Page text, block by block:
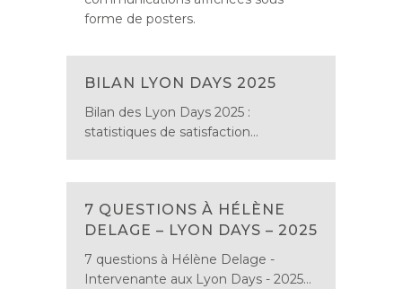
forme de posters.
BILAN LYON DAYS 2025
Bilan des Lyon Days 2025 :
statistiques de satisfaction...
7 QUESTIONS À HÉLÈNE
DELAGE – LYON DAYS – 2025
7 questions à Hélène Delage -
Intervenante aux Lyon Days - 2025...